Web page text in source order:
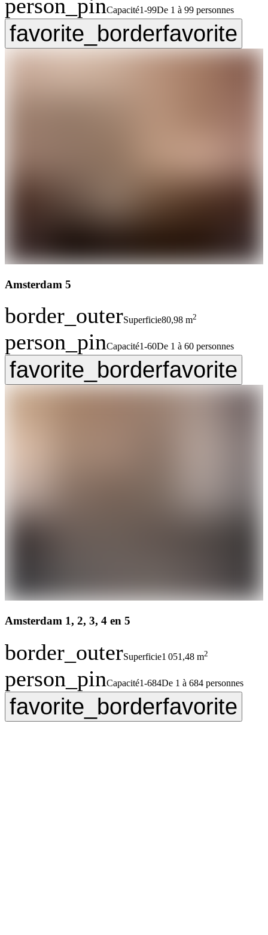
person_pinCapacité1-99De 1 à 99 personnes
favorite_borderfavorite
Amsterdam 5
border_outerSuperficie80,98 m2
person_pinCapacité1-60De 1 à 60 personnes
favorite_borderfavorite
Amsterdam 1, 2, 3, 4 en 5
border_outerSuperficie1 051,48 m2
person_pinCapacité1-684De 1 à 684 personnes
favorite_borderfavorite